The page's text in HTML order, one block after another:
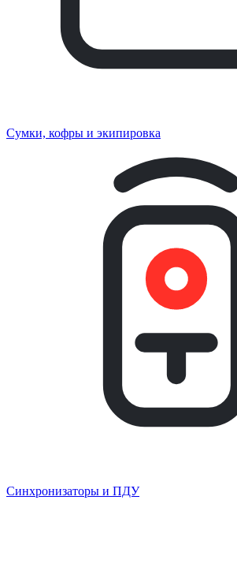
Сумки, кофры и экипировка
Синхронизаторы и ПДУ